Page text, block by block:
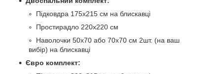
Підковдра 175х215 см на блискавці
Простирадло 220х220 см
Наволочки 50х70 або 70х70 см 2шт. (на ваш
вибір) на блискавці
Євро комплект: